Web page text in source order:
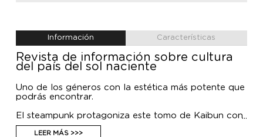
Información Características
Revista de información sobre cultura
del país del sol naciente
Uno de los géneros con la estética más potente que
podrás encontrar.
El steampunk protagoniza este tomo de Kaibun con
Fullmetal Alchemist a la cabeza, una de las obras
cumbre del manga japonés. Junto a él encontrarás
LEER MÁS >>>